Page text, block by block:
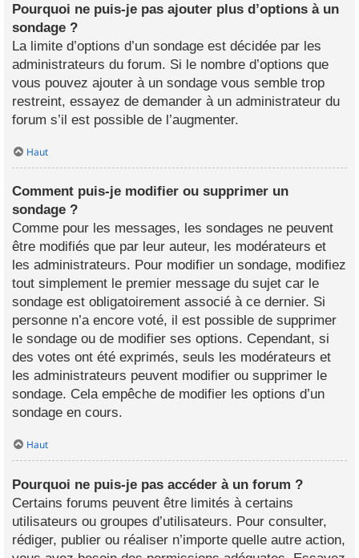
Pourquoi ne puis-je pas ajouter plus d’options à un
sondage ?
La limite d’options d’un sondage est décidée par les
administrateurs du forum. Si le nombre d’options que
vous pouvez ajouter à un sondage vous semble trop
restreint, essayez de demander à un administrateur du
forum s’il est possible de l’augmenter.
Haut
Comment puis-je modifier ou supprimer un
sondage ?
Comme pour les messages, les sondages ne peuvent
être modifiés que par leur auteur, les modérateurs et
les administrateurs. Pour modifier un sondage, modifiez
tout simplement le premier message du sujet car le
sondage est obligatoirement associé à ce dernier. Si
personne n’a encore voté, il est possible de supprimer
le sondage ou de modifier ses options. Cependant, si
des votes ont été exprimés, seuls les modérateurs et
les administrateurs peuvent modifier ou supprimer le
sondage. Cela empêche de modifier les options d’un
sondage en cours.
Haut
Pourquoi ne puis-je pas accéder à un forum ?
Certains forums peuvent être limités à certains
utilisateurs ou groupes d’utilisateurs. Pour consulter,
rédiger, publier ou réaliser n’importe quelle autre action,